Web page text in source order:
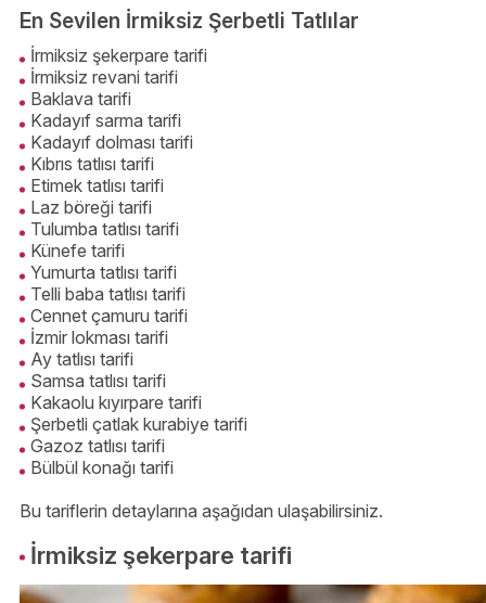
En Sevilen İrmiksiz Şerbetli Tatlılar
İrmiksiz şekerpare tarifi
İrmiksiz revani tarifi
Baklava tarifi
Kadayıf sarma tarifi
Kadayıf dolması tarifi
Kıbrıs tatlısı tarifi
Etimek tatlısı tarifi
Laz böreği tarifi
Tulumba tatlısı tarifi
Künefe tarifi
Yumurta tatlısı tarifi
Telli baba tatlısı tarifi
Cennet çamuru tarifi
İzmir lokması tarifi
Ay tatlısı tarifi
Samsa tatlısı tarifi
Kakaolu kıyırpare tarifi
Şerbetli çatlak kurabiye tarifi
Gazoz tatlısı tarifi
Bülbül konağı tarifi
Bu tariflerin detaylarına aşağıdan ulaşabilirsiniz.
İrmiksiz şekerpare tarifi